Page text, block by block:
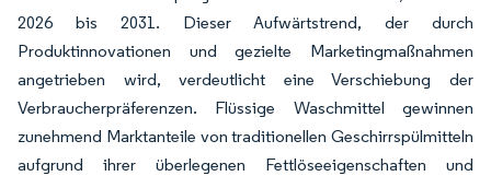
2026 bis 2031. Dieser Aufwärtstrend, der durch
Produktinnovationen und gezielte Marketingmaßnahmen
angetrieben wird, verdeutlicht eine Verschiebung der
Verbraucherpräferenzen. Flüssige Waschmittel gewinnen
zunehmend Marktanteile von traditionellen Geschirrspülmitteln
aufgrund ihrer überlegenen Fettlöseeigenschaften und